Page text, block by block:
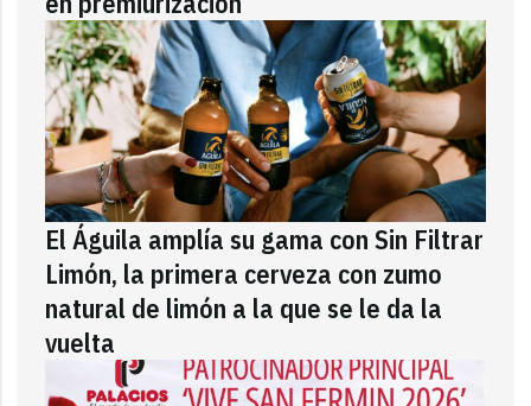
El Águila amplía su gama con Sin Filtrar
Limón, la primera cerveza con zumo
natural de limón a la que se le da la
vuelta